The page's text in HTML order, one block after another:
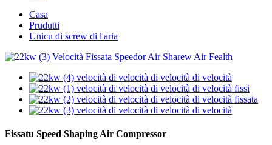
Casa
Prudutti
Unicu di screw di l'aria
Fissatu Speed ​​Shaping Air Compressor